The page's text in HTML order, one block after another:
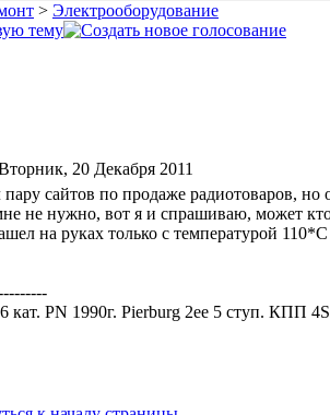
> Электрооборудование
20 Декабря 2011
сайтов по продаже радиотоваров,
не нужно, вот я и спрашиваю, может
на руках только с температурой
кат. PN 1990г. Pierburg 2ee 5 ступ. КПП 4S